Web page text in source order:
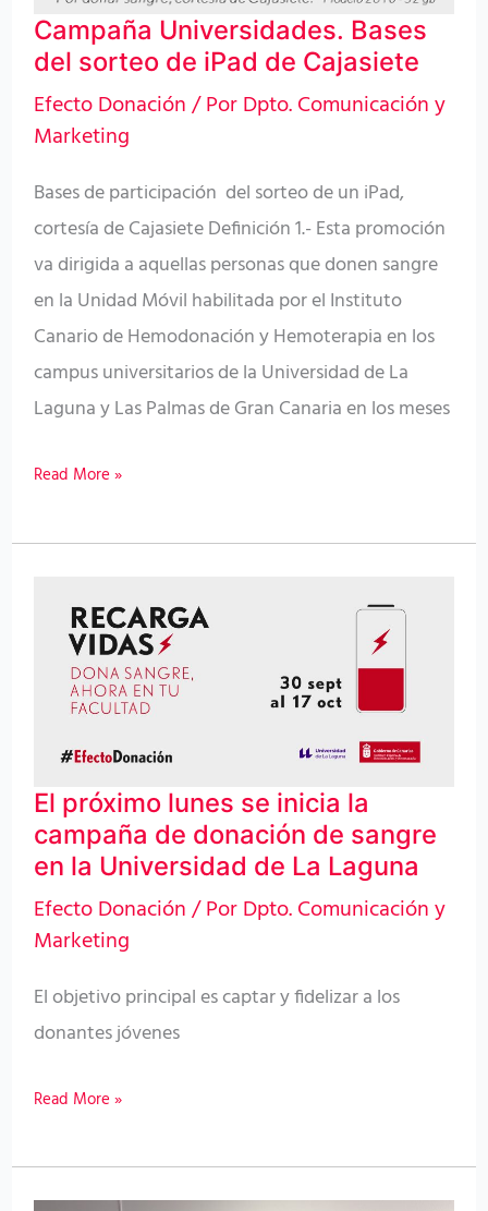
Campaña Universidades. Bases
del sorteo de iPad de Cajasiete
Efecto Donación/ PorDpto. Comunicación y
Marketing
Bases de participación del sorteo de un iPad,
cortesía de Cajasiete Definición 1.- Esta promoción
va dirigida a aquellas personas que donen sangre
en la Unidad Móvil habilitada por el Instituto
Canario de Hemodonación y Hemoterapia en los
campus universitarios de la Universidad de La
Laguna y Las Palmas de Gran Canaria en los meses
iPad
de
Read More »
El próximo lunes se inicia la
campaña de donación de sangre
en la Universidad de La Laguna
Efecto Donación/ PorDpto. Comunicación y
Marketing
El objetivo principal es captar y fidelizar a los
donantes jóvenes
próximo
campaña
de
donación
de
sangre
en
la
de
Laguna
Read More »